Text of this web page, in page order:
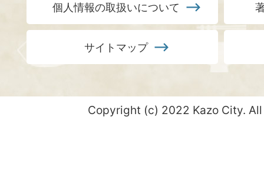
個人情報の取扱いについて
サイトマップ
Copyright (c) 2022 Kazo City.